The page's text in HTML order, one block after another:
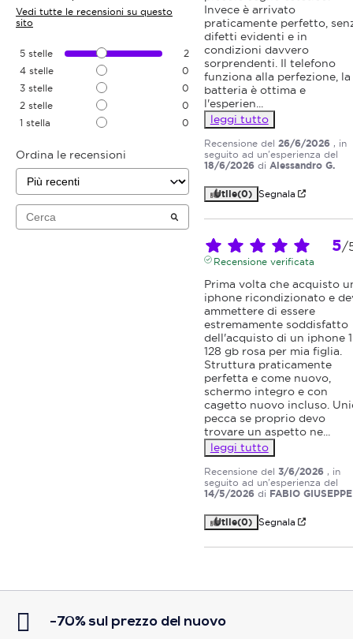
Vedi tutte le recensioni su questo
sito
5 stelle
2
4 stelle
0
3 stelle
0
2 stelle
0
1 stella 0
Ordina le recensioni
Invece è arrivato
praticamente perfetto,
difetti evidenti e in
condizioni davvero
sorprendenti. Il telefono
funziona alla perfezione, la
batteria è ottima e
l'esperien
leggi tutto
Recensione del 26/6/2026 , in
seguito ad un'esperienza del
18/6/2026 di Alessandro G.
Utile(0) Segnala
5/
Recensione verificata
Prima volta che acquisto
iphone ricondizionato e
ammettere di essere
estremamente soddisfatto
dell'acquisto di un iphone
128 gb rosa per mia figlia.
Struttura praticamente
perfetta e come nuovo,
schermo integro e con
cagetto nuovo incluso.
pecca se proprio devo
trovare un aspetto ne...
leggi tutto
Recensione del 3/6/2026 , in
seguito ad un'esperienza del
14/5/2026 di FABIO
Utile(0) Segnala
-70% sul prezzo del nuovo